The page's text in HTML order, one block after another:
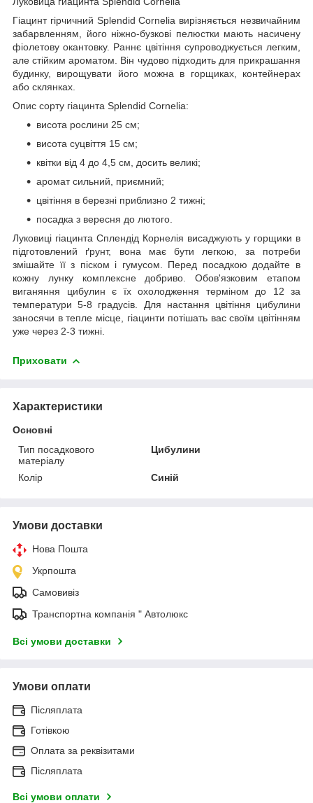
Гіацинт гірчичний Splendid Cornelia вирізняється незвичайним
забарвленням, його ніжно-бузкові пелюстки мають насичену
фіолетову окантовку. Раннє цвітіння супроводжується легким,
але стійким ароматом. Він чудово підходить для прикрашання
будинку, вирощувати його можна в горщиках, контейнерах
або склянках.
Опис сорту гіацинта Splendid Cornelia:
висота рослини 25 см;
висота суцвіття 15 см;
квітки від 4 до 4,5 см, досить великі;
аромат сильний, приємний;
цвітіння в березні приблизно 2 тижні;
посадка з вересня до лютого.
Луковиці гіацинта Сплендід Корнелія висаджують у горщики в
підготовлений ґрунт, вона має бути легкою, за потреби
змішайте її з піском і гумусом. Перед посадкою додайте в
кожну лунку комплексне добриво. Обов'язковим етапом
виганяння цибулин є їх охолодження терміном до 12 за
температури 5-8 градусів. Для настання цвітіння цибулини
заносячи в тепле місце, гіацинти потішать вас своїм цвітінням
уже через 2-3 тижні.
Приховати
Характеристики
Основні
Тип посадкового
матеріалу
Цибулини
Колір Синій
Умови доставки
Нова Пошта
Укрпошта
Самовивіз
Транспортна компанія " Автолюкс
Всі умови доставки
Умови оплати
Післяплата
Готівкою
Оплата за реквізитами
Післяплата
Всі умови оплати